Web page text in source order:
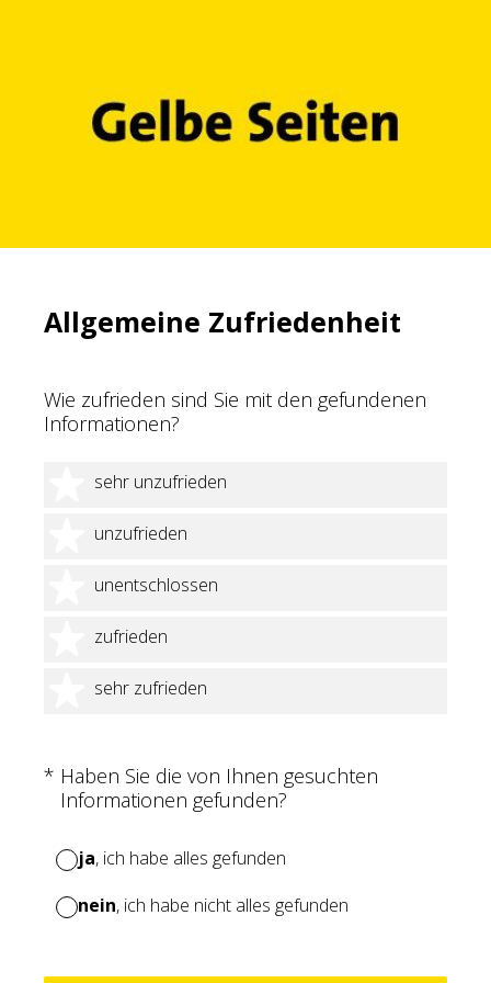
Allgemeine Zufriedenheit
Wie zufrieden sind Sie mit den gefundenen
Informationen?
sehr unzufrieden
1 Stern
unzufrieden
2 Sterne
unentschlossen
3 Sterne
zufrieden
4 Sterne
sehr zufrieden
5 Sterne
* Haben Sie die von Ihnen gesuchten
Informationen gefunden?
(Erforderlich.)
ja, ich habe alles gefunden
nein, ich habe nicht alles gefunden